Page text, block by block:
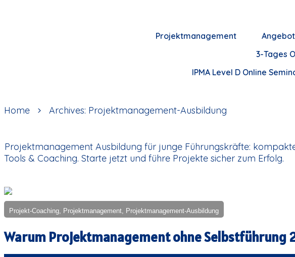
Projektmanagement
3-Tages
IPMA Level D Online
Home Archives: Projektmanagement-Ausbildung
Projektmanagement Ausbildung für junge Führungskräfte:
Tools & Coaching. Starte jetzt und führe Projekte sicher zum Erfolg.
Projekt-Coaching, Projektmanagement, Projektmanagement-Ausbildung
Warum Projektmanagement ohne Selbstführung